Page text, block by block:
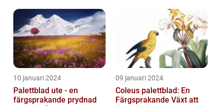
10 januari 2024
Palettblad ute - en
färgsprakande prydnad
09 januari 2024
Coleus palettblad: En
Färgsprakande Växt att